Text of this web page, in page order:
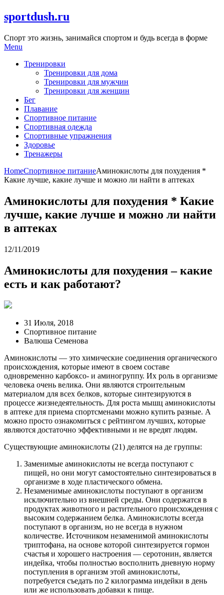
Skip
to
sportdush.ru
Спорт это жизнь, занимайся спортом и будь всегда в форме
Menu
Тренировки
Тренировки для дома
Тренировки для мужчин
Тренировки для женщин
Бег
Плавание
Спортивное питание
Спортивная одежда
Спортивные упражнения
Здоровье
Тренажеры
HomeСпортивное питаниеАминокислоты для похудения *
Какие лучше, какие лучше и можно ли найти в аптеках
Аминокислоты для похудения * Какие
лучше, какие лучше и можно ли найти
в аптеках
12/11/2019
Аминокислоты для похудения – какие
есть и как работают?
31 Июля, 2018
Спортивное питание
Валюша Семенова
Аминокислоты — это химические соединения органического
происхождения, которые имеют в своем составе
одновременно карбоксо- и аминогруппу. Их роль в организме
человека очень велика. Они являются строительным
материалом для всех белков, которые синтезируются в
процессе жизнедеятельность. Для роста мышц аминокислоты
в аптеке для приема спортсменами можно купить разные. А
можно просто ознакомиться с рейтингом лучших, которые
являются достаточно эффективными и не вредят людям.
Существующие аминокислоты (21) делятся на де группы:
Заменимые аминокислоты не всегда поступают с
пищей, но они могут самостоятельно синтезироваться в
организме в ходе пластического обмена.
Незаменимые аминокислоты поступают в организм
исключительно из внешней среды. Они содержатся в
продуктах животного и растительного происхождения с
высоким содержанием белка. Аминокислоты всегда
поступают в организм, но не всегда в нужном
количестве. Источником незаменимой аминокислоты
триптофана, на основе которой синтезируется гормон
счастья и хорошего настроения — серотонин, является
индейка, чтобы полностью восполнить дневную норму
поступления в организм этой аминокислоты,
потребуется съедать по 2 килограмма индейки в день
или же использовать добавки к пище.